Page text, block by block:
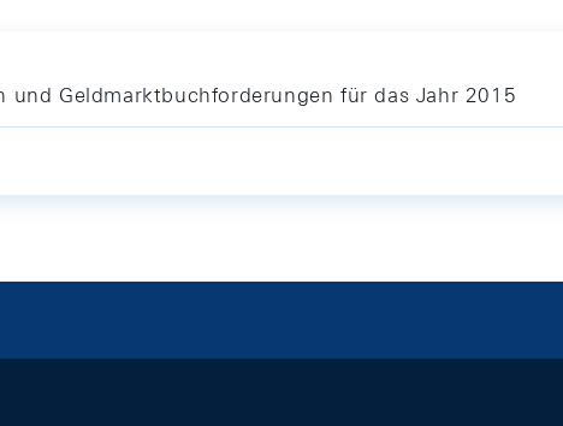
und Geldmarktbuchforderungen für das Jahr 2015